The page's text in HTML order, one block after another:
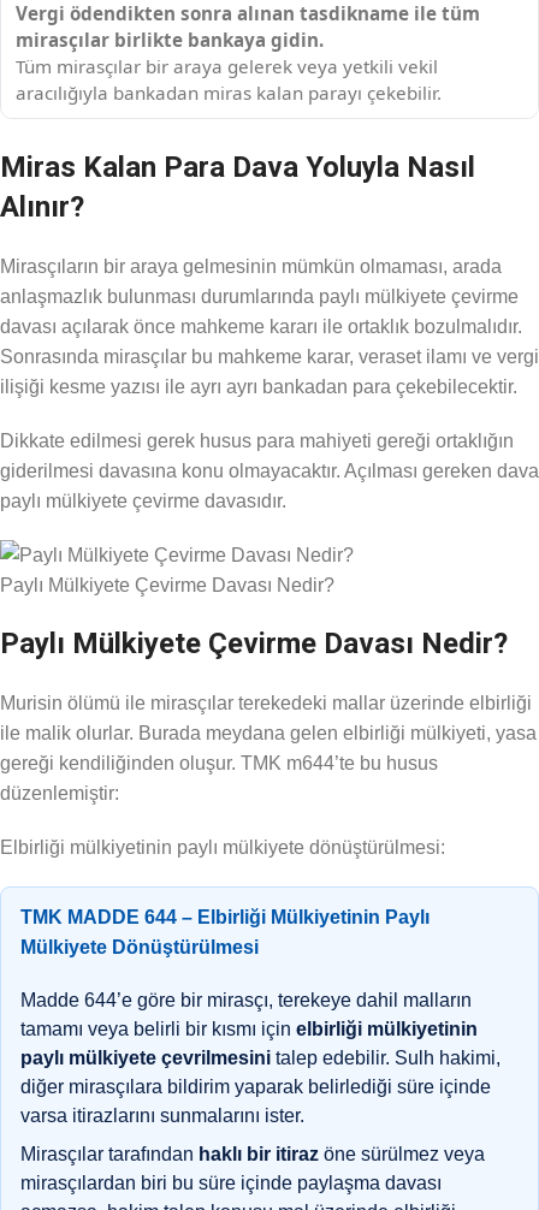
Vergi ödendikten sonra alınan tasdikname ile tüm
mirasçılar birlikte bankaya gidin.
Tüm mirasçılar bir araya gelerek veya yetkili vekil
aracılığıyla bankadan miras kalan parayı çekebilir.
Miras Kalan Para Dava Yoluyla Nasıl
Alınır?
Mirasçıların bir araya gelmesinin mümkün olmaması, arada
anlaşmazlık bulunması durumlarında paylı mülkiyete çevirme
davası açılarak önce mahkeme kararı ile ortaklık bozulmalıdır.
Sonrasında mirasçılar bu mahkeme karar, veraset ilamı ve vergi
ilişiği kesme yazısı ile ayrı ayrı bankadan para çekebilecektir.
Dikkate edilmesi gerek husus para mahiyeti gereği ortaklığın
giderilmesi davasına konu olmayacaktır. Açılması gereken dava
paylı mülkiyete çevirme davasıdır.
Paylı Mülkiyete Çevirme Davası Nedir?
Paylı Mülkiyete Çevirme Davası Nedir?
Murisin ölümü ile mirasçılar terekedeki mallar üzerinde elbirliği
ile malik olurlar. Burada meydana gelen elbirliği mülkiyeti, yasa
gereği kendiliğinden oluşur. TMK m644’te bu husus
düzenlemiştir:
Elbirliği mülkiyetinin paylı mülkiyete dönüştürülmesi:
TMK MADDE 644 – Elbirliği Mülkiyetinin Paylı
Mülkiyete Dönüştürülmesi
Madde 644’e göre bir mirasçı, terekeye dahil malların
tamamı veya belirli bir kısmı için elbirliği mülkiyetinin
paylı mülkiyete çevrilmesini talep edebilir. Sulh hakimi,
diğer mirasçılara bildirim yaparak belirlediği süre içinde
varsa itirazlarını sunmalarını ister.
Mirasçılar tarafından haklı bir itiraz öne sürülmez veya
mirasçılardan biri bu süre içinde paylaşma davası